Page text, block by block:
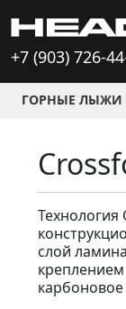
+7 (903) 726-
ГОРНЫЕ ЛЫЖИ
Технология
слой